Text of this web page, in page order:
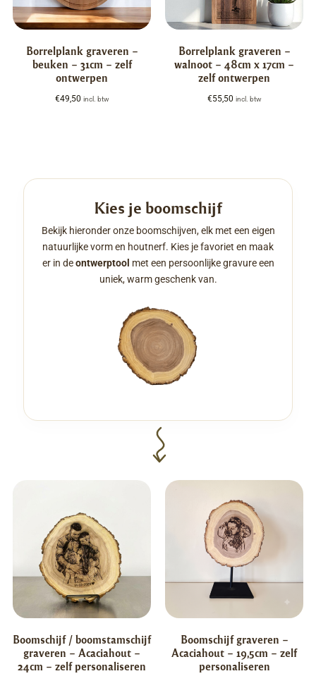
Borrelplank graveren –
beuken – 31cm – zelf
ontwerpen
€49,50 incl. btw
Borrelplank graveren –
walnoot – 48cm x 17cm –
zelf ontwerpen
€55,50 incl. btw
Kies je boomschijf
Bekijk hieronder onze boomschijven, elk met een eigen
natuurlijke vorm en houtnerf. Kies je favoriet en maak
er in deontwerptool met een persoonlijke gravure een
uniek, warm geschenk van.
Boomschijf / boomstamschijf
graveren – Acaciahout –
24cm – zelf personaliseren
Boomschijf graveren –
Acaciahout – 19,5cm – zelf
personaliseren